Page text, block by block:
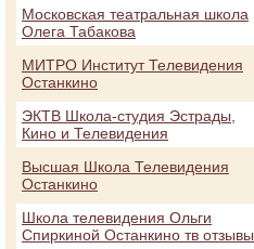
Московская театральная школа
Олега Табакова
МИТРО Институт Телевидения
Останкино
ЭКТВ Школа-студия Эстрады,
Кино и Телевидения
Высшая Школа Телевидения
Останкино
Школа телевидения Ольги
Спиркиной Останкино тв отзывы